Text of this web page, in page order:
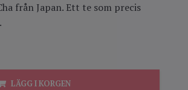
från Japan. Ett te som precis
LÄGG I KORGEN